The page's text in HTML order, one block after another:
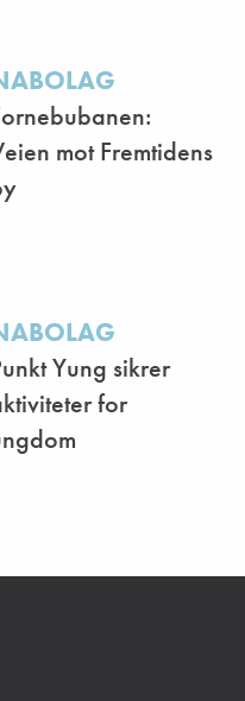
mot Fremtidens
Yung sikrer
for